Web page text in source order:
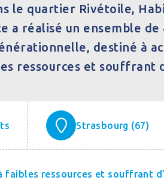
le quartier Rivétoile,
a réalisé un ensemble
destiné à
ressources et souffrant
Strasbourg (67)
faibles ressources et souffrant